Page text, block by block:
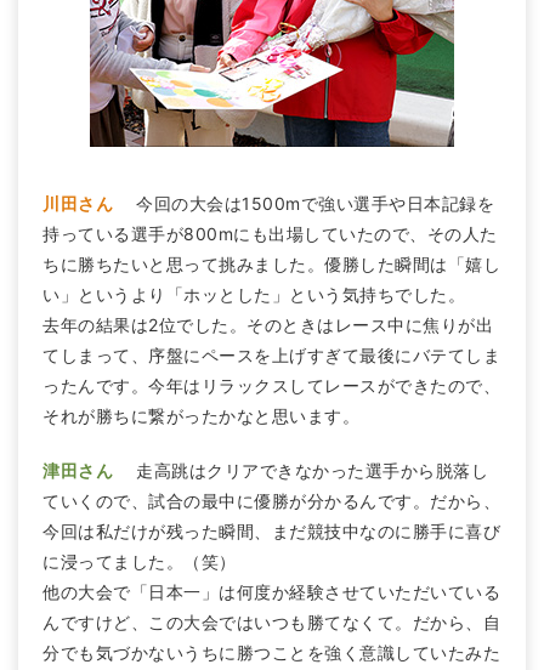
川田さん 今回の大会は1500mで強い選手や日本記録を
持っている選手が800mにも出場していたので、その人た
ちに勝ちたいと思って挑みました。優勝した瞬間は「嬉し
い」というより「ホッとした」という気持ちでした。
去年の結果は2位でした。そのときはレース中に焦りが出
てしまって、序盤にペースを上げすぎて最後にバテてしま
ったんです。今年はリラックスしてレースができたので、
それが勝ちに繋がったかなと思います。
津田さん 走高跳はクリアできなかった選手から脱落し
ていくので、試合の最中に優勝が分かるんです。だから、
今回は私だけが残った瞬間、まだ競技中なのに勝手に喜び
に浸ってました。（笑）
他の大会で「日本一」は何度か経験させていただいている
んですけど、この大会ではいつも勝てなくて。だから、自
分でも気づかないうちに勝つことを強く意識していたみた